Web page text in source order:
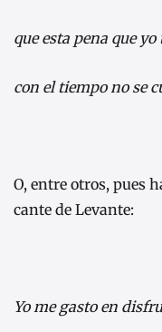
que esta pena que yo
con el tiempo no se
O, entre otros, pues
cante de Levante:
Yo me gasto en